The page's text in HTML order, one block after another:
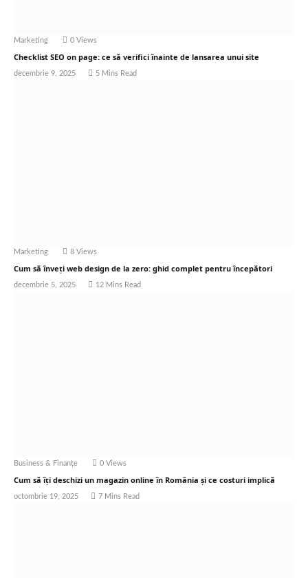
Marketing 0 Views
Checklist SEO on page: ce să verifici înainte de lansarea unui site
decembrie 9, 2025 5 Mins Read
Marketing 8 Views
Cum să înveți web design de la zero: ghid complet pentru începători
decembrie 5, 2025 12 Mins Read
Business & Finanțe 0 Views
Cum să îți deschizi un magazin online în România și ce costuri implică
octombrie 19, 2025 7 Mins Read